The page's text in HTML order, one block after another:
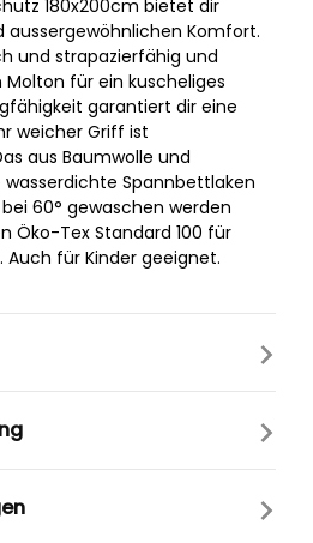
180x200cm bietet dir
Komfort.
und strapazierfähig und
für ein kuscheliges
garantiert dir eine
weicher Griff ist
aus Baumwolle und
Spannbettlaken
60° gewaschen werden
Öko-Tex Standard 100 für
für Kinder geeignet.